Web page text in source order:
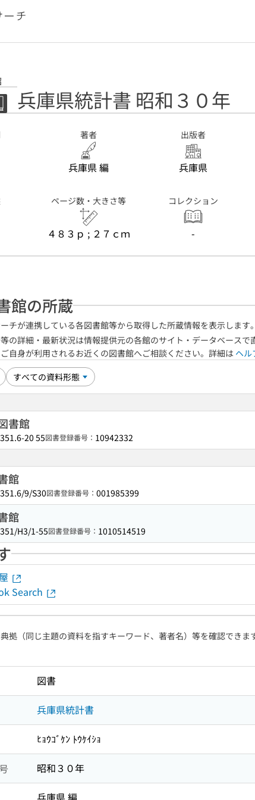
兵庫県統計書 昭和３０年
著者
兵庫県 編
出版者
兵庫県
ページ数・大きさ等
４８３ｐ ; ２７ｃｍ
コレクション
-
館の所蔵
チが連携している各図書館等から取得した所蔵情報を表示します。
の詳細・最新状況は情報提供元の各館のサイト・データベース
自身が利用されるお近くの図書館へご相談ください。詳細は ヘル
書館
351.6-20 55図書登録番号： 10942332
館
351.6/9/S30図書登録番号： 001985399
館
351/H3/1-55図書登録番号： 1010514519
Search
拠（同じ主題の資料を指すキーワード、著者名）等を確認できま
図書
兵庫県統計書
ﾋｮｳｺﾞｹﾝ ﾄｳｹｲｼｮ
昭和３０年
兵庫県 編